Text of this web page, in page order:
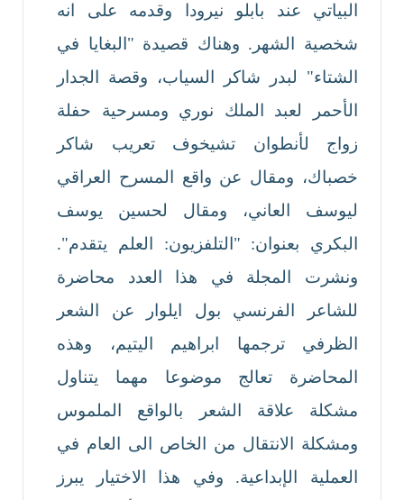
البياتي عند بابلو نيرودا وقدمه على انه
شخصية الشهر. وهناك قصيدة "البغايا في
الشتاء" لبدر شاكر السياب، وقصة الجدار
الأحمر لعبد الملك نوري ومسرحية حفلة
زواج لأنطوان تشيخوف تعريب شاكر
خصباك، ومقال عن واقع المسرح العراقي
ليوسف العاني، ومقال لحسين يوسف
البكري بعنوان: "التلفزيون: العلم يتقدم".
ونشرت المجلة في هذا العدد محاضرة
للشاعر الفرنسي بول ايلوار عن الشعر
الظرفي ترجمها ابراهيم اليتيم، وهذه
المحاضرة تعالج موضوعا مهما يتناول
مشكلة علاقة الشعر بالواقع الملموس
ومشكلة الانتقال من الخاص الى العام في
العملية الإبداعية. وفي هذا الاختيار يبرز